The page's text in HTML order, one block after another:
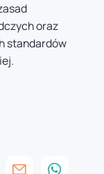
oraz
standardów